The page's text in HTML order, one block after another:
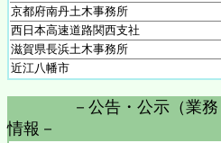
京都府南丹土木事務所
西日本高速道路関西支社
滋賀県長浜土木事務所
近江八幡市
－公告・公示（業務
情報－